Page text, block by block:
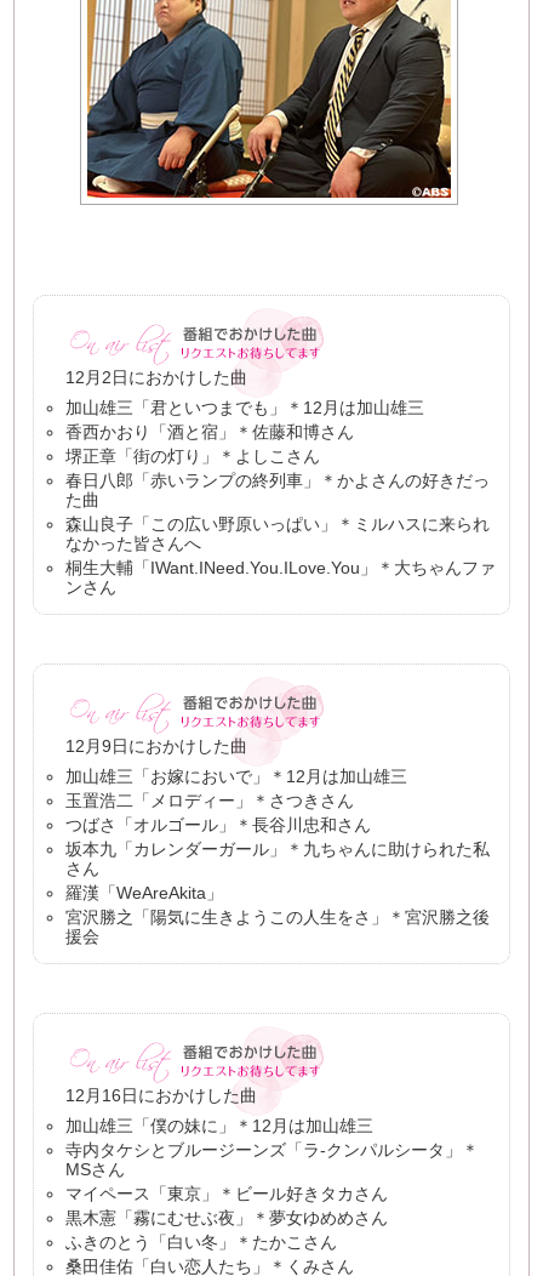
12月2日におかけした曲
加山雄三「君といつまでも」＊12月は加山雄三
香西かおり「酒と宿」＊佐藤和博さん
堺正章「街の灯り」＊よしこさん
春日八郎「赤いランプの終列車」＊かよさんの好きだっ
た曲
森山良子「この広い野原いっぱい」＊ミルハスに来られ
なかった皆さんへ
桐生大輔「IWant.INeed.You.ILove.You」＊大ちゃんファ
ンさん
12月9日におかけした曲
加山雄三「お嫁においで」＊12月は加山雄三
玉置浩二「メロディー」＊さつきさん
つばさ「オルゴール」＊長谷川忠和さん
坂本九「カレンダーガール」＊九ちゃんに助けられた私
さん
羅漢「WeAreAkita」
宮沢勝之「陽気に生きようこの人生をさ」＊宮沢勝之後
援会
12月16日におかけした曲
加山雄三「僕の妹に」＊12月は加山雄三
寺内タケシとブルージーンズ「ラ-クンパルシータ」＊
MSさん
マイペース「東京」＊ビール好きタカさん
黒木憲「霧にむせぶ夜」＊夢女ゆめめさん
ふきのとう「白い冬」＊たかこさん
桑田佳佑「白い恋人たち」＊くみさん